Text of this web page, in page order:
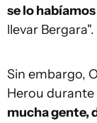
se lo
llevar Bergara".
Sin embargo,
Herou durante
mucha gente,